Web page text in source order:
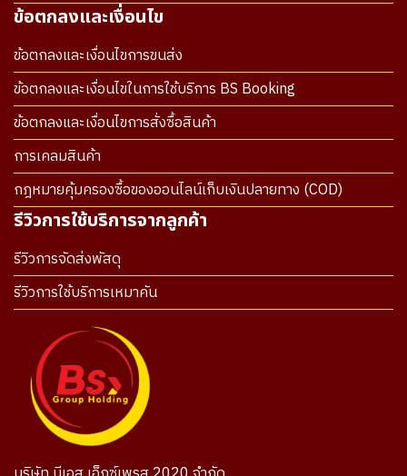
ข้อตกลงและเงื่อนไข
ข้อตกลงและเงื่อนไขการขนส่ง
ข้อตกลงและเงื่อนไขในการใช้บริการ BS Booking
ข้อตกลงและเงื่อนไขการสั่งซื้อสินค้า
การเคลมสินค้า
กฎหมายคุ้มครองซื้อของออนไลน์เก็บเงินปลายทาง (COD)
รีวิวการใช้บริการจากลูกค้า
รีวิวการจัดส่งพัสดุ
รีวิวการใช้บริการเหมาคัน